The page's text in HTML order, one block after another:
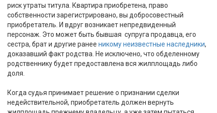
риск утраты титула. Квартира приобретена, право
собственности зарегистрировано, вы добросовестный
приобретатель. И вдруг возникает непредвиденный
персонаж. Это может быть бывшая супруга продавца, его
сестра, брат и другие ранее никому неизвестные наследники,
доказавший факт родства. Не исключено, что обделенному
родственнику будет предоставлена вся жилплощадь либо
доля.
Когда судья принимает решение о признании сделки
недействительной, приобретатель должен вернуть